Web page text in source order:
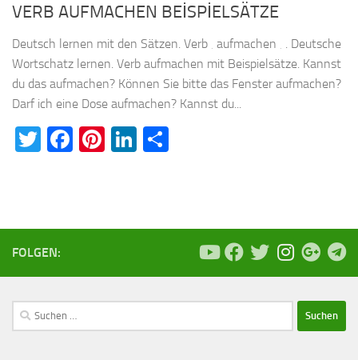
VERB AUFMACHEN BEİSPİELSÄTZE
Deutsch lernen mit den Sätzen. Verb ‚ aufmachen ‚ . Deutsche
Wortschatz lernen. Verb aufmachen mit Beispielsätze. Kannst
du das aufmachen? Können Sie bitte das Fenster aufmachen?
Darf ich eine Dose aufmachen? Kannst du...
Twitter
Facebook
Pinterest
LinkedIn
FOLGEN:
Suchen
nach: